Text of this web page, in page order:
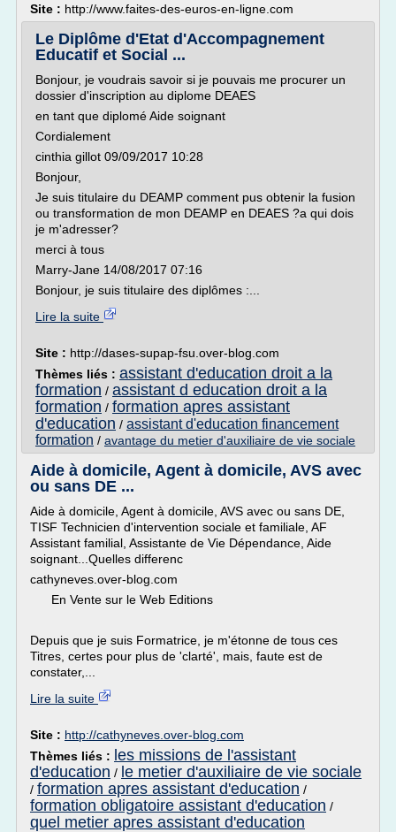
Site : http://www.faites-des-euros-en-ligne.com
Le Diplôme d'Etat d'Accompagnement
Educatif et Social ...
Bonjour, je voudrais savoir si je pouvais me procurer un
dossier d'inscription au diplome DEAES
en tant que diplomé Aide soignant
Cordialement
cinthia gillot 09/09/2017 10:28
Bonjour,
Je suis titulaire du DEAMP comment pus obtenir la fusion
ou transformation de mon DEAMP en DEAES ?a qui dois
je m'adresser?
merci à tous
Marry-Jane 14/08/2017 07:16
Bonjour, je suis titulaire des diplômes :...
Lire la suite
Site : http://dases-supap-fsu.over-blog.com
Thèmes liés : assistant d'education droit a la
formation / assistant d education droit a la
formation / formation apres assistant
d'education / assistant d'education financement
formation / avantage du metier d'auxiliaire de vie sociale
Aide à domicile, Agent à domicile, AVS avec
ou sans DE ...
Aide à domicile, Agent à domicile, AVS avec ou sans DE,
TISF Technicien d'intervention sociale et familiale, AF
Assistant familial, Assistante de Vie Dépendance, Aide
soignant...Quelles differenc
cathyneves.over-blog.com
En Vente sur le Web Editions
Depuis que je suis Formatrice, je m'étonne de tous ces
Titres, certes pour plus de 'clarté', mais, faute est de
constater,...
Lire la suite
Site : http://cathyneves.over-blog.com
Thèmes liés : les missions de l'assistant
d'education / le metier d'auxiliaire de vie sociale
/ formation apres assistant d'education /
formation obligatoire assistant d'education /
quel metier apres assistant d'education